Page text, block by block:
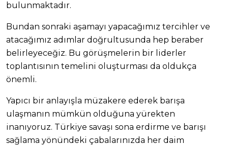
bulunmaktadır.
Bundan sonraki aşamayı yapacağımız tercihler ve
atacağımız adımlar doğrultusunda hep beraber
belirleyeceğiz. Bu görüşmelerin bir liderler
toplantısının temelini oluşturması da oldukça
önemli.
Yapıcı bir anlayışla müzakere ederek barışa
ulaşmanın mümkün olduğuna yürekten
inanıyoruz. Türkiye savaşı sona erdirme ve barışı
sağlama yönündeki çabalarınızda her daim